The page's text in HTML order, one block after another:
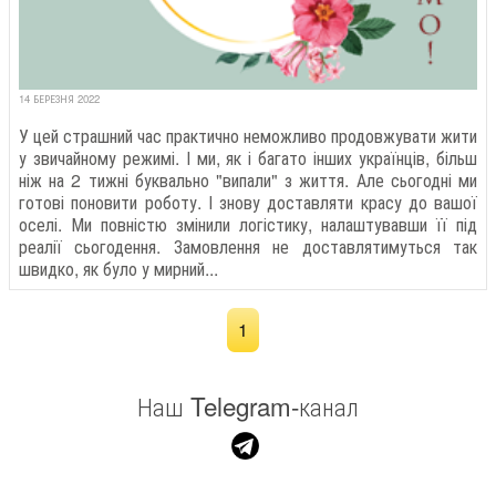
14 БЕРЕЗНЯ 2022
У цей страшний час практично неможливо продовжувати жити
у звичайному режимі. І ми, як і багато інших українців, більш
ніж на 2 тижні буквально "випали" з життя. Але сьогодні ми
готові поновити роботу. І знову доставляти красу до вашої
оселі. Ми повністю змінили логістику, налаштувавши її під
реалії сьогодення. Замовлення не доставлятимуться так
швидко, як було у мирний...
1
Наш Telegram-канал